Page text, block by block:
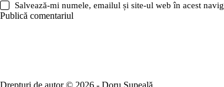
Salvează-mi numele, emailul și site-ul web în acest
Publică comentariul